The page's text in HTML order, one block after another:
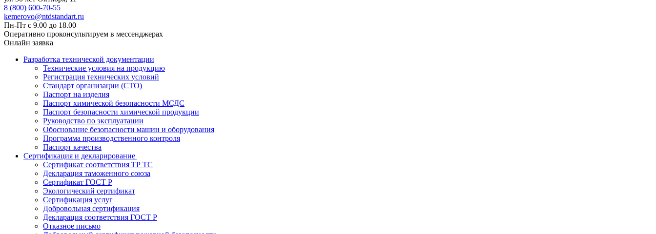
8 (800) 600-70-55
kemerovo@ntdstandart.ru
Пн-Пт с 9.00 до 18.00
Оперативно проконсультируем в мессенджерах
Онлайн заявка
Разработка технической документации
Технические условия на продукцию
Регистрация технических условий
Стандарт организации (СТО)
Паспорт на изделия
Паспорт химической безопасности МСДС
Паспорт безопасности химической продукции
Руководство по эксплуатации
Обоснование безопасности машин и оборудования
Программа производственного контроля
Паспорт качества
Сертификация и декларирование
Сертификат соответствия ТР ТС
Декларация таможенного союза
Сертификат ГОСТ Р
Экологический сертификат
Сертификация услуг
Добровольная сертификация
Декларация соответствия ГОСТ Р
Отказное письмо